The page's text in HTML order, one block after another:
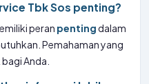
Tbk Sos penting?
peran pentingdalam
Pemahaman yang
Anda.